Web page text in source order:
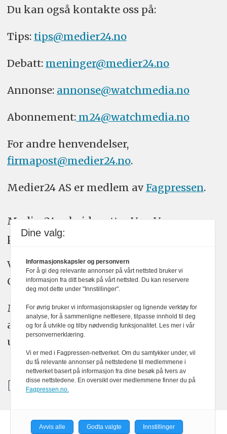
Du kan også kontakte oss på:
Tips: tips@medier24.no
Debatt: meninger@medier24.no
Annonse: annonse@watchmedia.no
Abonnement:m24@watchmedia.no
For andre henvendelser,
firmapost@medier24.no.
Medier24 AS er medlem av Fagpressen.
Medier24 arbeider etter Vær Varsom-
plakatens regler for god presseskikk.
Vi bruker KI-verktøy som ChatGPT,
Claude, og Gemini i journalistikken vår.
Medier24s redaksjon har alltid det fulle
ansvar for publisert innhold, med eller
uten bruk av kunstig intelligens.
Dine valg:
Informasjonskapsler og personvern
For å gi deg relevante annonser på vårt nettsted bruker vi
informasjon fra ditt besøk på vårt nettsted. Du kan reservere
deg mot dette under "Innstillinger".
For øvrig bruker vi informasjonskapsler og lignende verktøy for
analyse, for å sammenligne nettlesere, tilpasse innhold til deg
og for å utvikle og tilby nødvendig funksjonalitet. Les mer i vår
personvernerklæring.
Vi er med i Fagpressen-nettverket. Om du samtykker under, vil
du få relevante annonser på nettstedene til medlemmene i
nettverket basert på informasjon fra dine besøk på tvers av
disse nettstedene. En oversikt over medlemmene finner du på
Fagpressen.no.
Avvis alle Godta valgte Innstillinger